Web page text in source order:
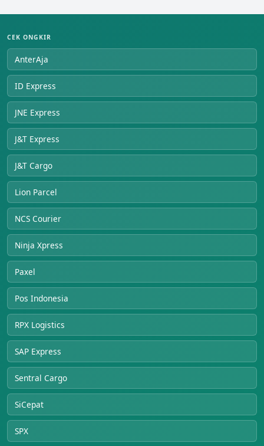
CEK ONGKIR
AnterAja
ID Express
JNE Express
J&T Express
J&T Cargo
Lion Parcel
NCS Courier
Ninja Xpress
Paxel
Pos Indonesia
RPX Logistics
SAP Express
Sentral Cargo
SiCepat
SPX